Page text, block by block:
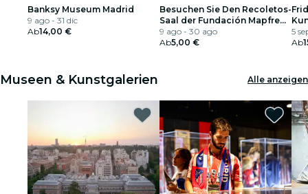
Banksy Museum Madrid
9 ago - 31 dic
Ab14,00 €
Besuchen Sie Den Recoletos-
Saal der Fundación Mapfre
Madrid
9 ago - 30 ago
Ab5,00 €
5
Ab
Museen & Kunstgalerien Alle anzeigen